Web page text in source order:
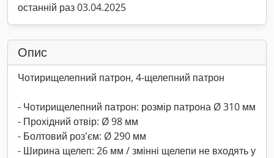
останній раз 03.04.2025
Опис
Чотирищелепний патрон, 4-щелепний патрон
- Чотирищелепний патрон: розмір патрона Ø 310 мм
- Прохідний отвір: Ø 98 мм
- Болтовий роз'єм: Ø 290 мм
- Ширина щелеп: 26 мм / змінні щелепи не входять у